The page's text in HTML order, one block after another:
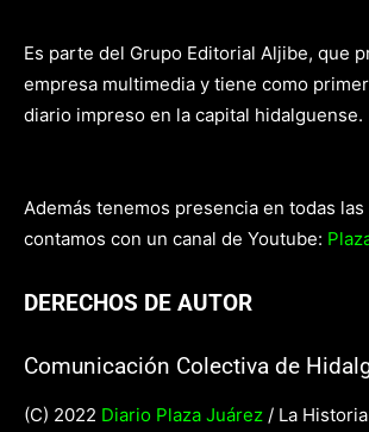
Es parte del Grupo Editorial Aljibe, que
empresa multimedia y tiene como
diario impreso en la capital hidalguense.
Además tenemos presencia en todas
contamos con un canal de Youtube:
DERECHOS DE AUTOR
Comunicación Colectiva de
(C) 2022 Diario Plaza Juárez / La